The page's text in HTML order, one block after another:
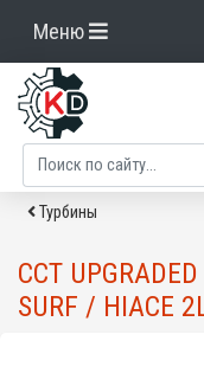
Меню
Турбины
CCT
SURF / HIACE